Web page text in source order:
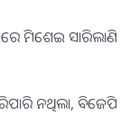
ମିଶେଇ ସାରିଲାଣି
ନଥିଲା, ବିଜେପି